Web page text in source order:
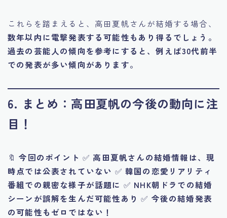
これらを踏まえると、高田夏帆さんが結婚する場合、
数年以内に電撃発表する可能性もあり得るでしょう。
過去の芸能人の傾向を参考にすると、例えば30代前半
での発表が多い傾向があります。
6. まとめ：高田夏帆の今後の動向に注
目！
🔖今回のポイント ✅ 高田夏帆さんの結婚情報は、現
時点では公表されていない ✅韓国の恋愛リアリティ
番組での親密な様子が話題に ✅ NHK朝ドラでの結婚
シーンが誤解を生んだ可能性あり ✅ 今後の結婚発表
の可能性もゼロではない！